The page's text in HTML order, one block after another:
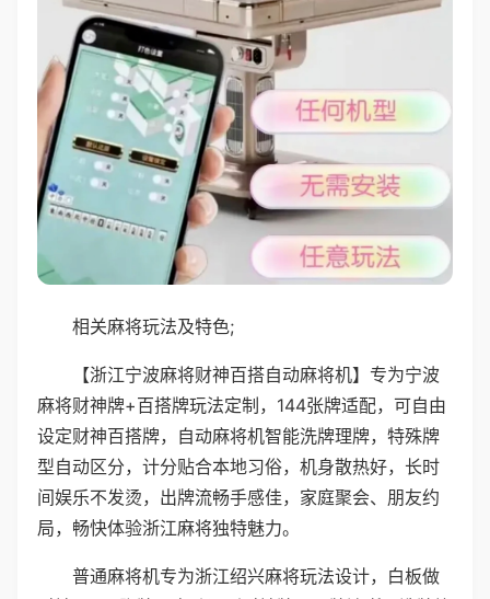
相关麻将玩法及特色;
【浙江宁波麻将财神百搭自动麻将机】专为宁波
麻将财神牌+百搭牌玩法定制，144张牌适配，可自由
设定财神百搭牌，自动麻将机智能洗牌理牌，特殊牌
型自动区分，计分贴合本地习俗，机身散热好，长时
间娱乐不发烫，出牌流畅手感佳，家庭聚会、朋友约
局，畅快体验浙江麻将独特魅力。
普通麻将机专为浙江绍兴麻将玩法设计，白板做